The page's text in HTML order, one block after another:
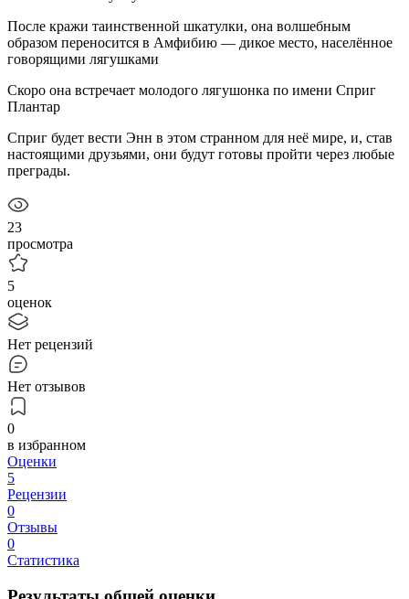
После кражи таинственной шкатулки, она волшебным
образом переносится в Амфибию — дикое место, населённое
говорящими лягушками
Скоро она встречает молодого лягушонка по имени Сприг
Плантар
Сприг будет вести Энн в этом странном для неё мире, и, став
настоящими друзьями, они будут готовы пройти через любые
преграды.
23
просмотра
5
оценок
Нет рецензий
Нет отзывов
0
в избранном
Оценки
5
Рецензии
0
Отзывы
0
Статистика